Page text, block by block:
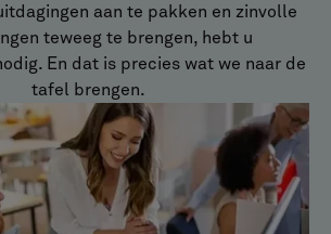
aan te pakken en zinvolle
teweeg te brengen, hebt u
En dat is precies wat we naar de
tafel brengen.